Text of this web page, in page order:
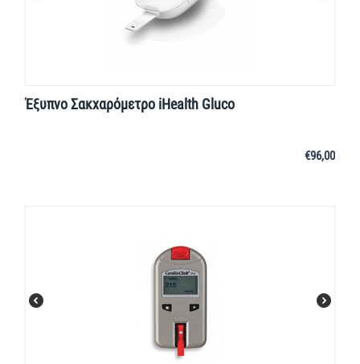
Έξυπνο Σακχαρόμετρο iHealth Gluco
€96,00